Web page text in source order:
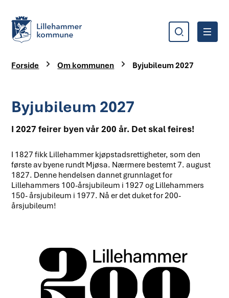
Søk Meny
Du er her:
Forside Om kommunen Byjubileum 2027
Byjubileum 2027
I 2027 feirer byen vår 200 år. Det skal feires!
I 1827 fikk Lillehammer kjøpstadsrettigheter, som den
første av byene rundt Mjøsa. Nærmere bestemt 7. august
1827. Denne hendelsen dannet grunnlaget for
Lillehammers 100-årsjubileum i 1927 og Lillehammers
150- årsjubileum i 1977. Nå er det duket for 200-
årsjubileum!